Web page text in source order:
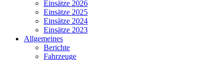
Einsätze 2026
Einsätze 2025
Einsätze 2024
Einsätze 2023
Allgemeines
Berichte
Fahrzeuge